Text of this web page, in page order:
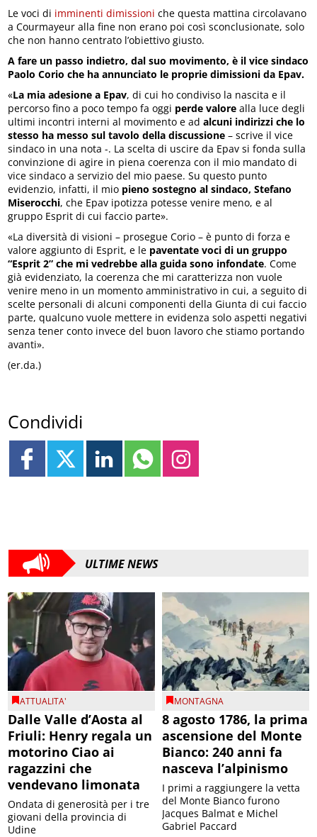
Le voci di imminenti dimissioni che questa mattina circolavano
a Courmayeur alla fine non erano poi così sconclusionate, solo
che non hanno centrato l’obiettivo giusto.
A fare un passo indietro, dal suo movimento, è il vice sindaco
Paolo Corio che ha annunciato le proprie dimissioni da Epav.
«La mia adesione a Epav, di cui ho condiviso la nascita e il
percorso fino a poco tempo fa oggi perde valore alla luce degli
ultimi incontri interni al movimento e adalcuni indirizzi che lo
stesso ha messo sul tavolo della discussione – scrive il vice
sindaco in una nota -. La scelta di uscire da Epav si fonda sulla
convinzione di agire in piena coerenza con il mio mandato di
vice sindaco a servizio del mio paese. Su questo punto
evidenzio, infatti, il mio pieno sostegno al sindaco, Stefano
Miserocchi, che Epav ipotizza potesse venire meno, e al
gruppo Esprit di cui faccio parte».
«La diversità di visioni – prosegue Corio – è punto di forza e
valore aggiunto di Esprit, e le paventate voci di un gruppo
“Esprit 2” che mi vedrebbe alla guida sono infondate. Come
già evidenziato, la coerenza che mi caratterizza non vuole
venire meno in un momento amministrativo in cui, a seguito di
scelte personali di alcuni componenti della Giunta di cui faccio
parte, qualcuno vuole mettere in evidenza solo aspetti negativi
senza tener conto invece del buon lavoro che stiamo portando
avanti».
(er.da.)
Condividi
ULTIME NEWS
ATTUALITA'
Dalle Valle d’Aosta al
Friuli: Henry regala un
motorino Ciao ai
ragazzini che
vendevano limonata
Ondata di generosità per i tre
giovani della provincia di
Udine
MONTAGNA
8 agosto 1786, la prima
ascensione del Monte
Bianco: 240 anni fa
nasceva l’alpinismo
I primi a raggiungere la vetta
del Monte Bianco furono
Jacques Balmat e Michel
Gabriel Paccard